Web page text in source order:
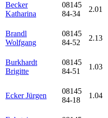
Becker
Katharina
08145
84-34
2.01
Brandl
Wolfgang
08145
84-52
2.13
Burkhardt
Brigitte
08145
84-51
1.03
Ecker Jürgen
08145
84-18
1.04